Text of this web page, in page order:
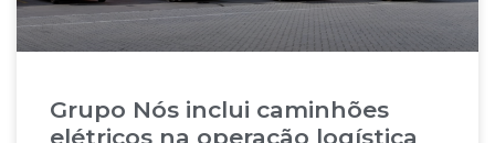
Grupo Nós inclui caminhões
elétricos na operação logística